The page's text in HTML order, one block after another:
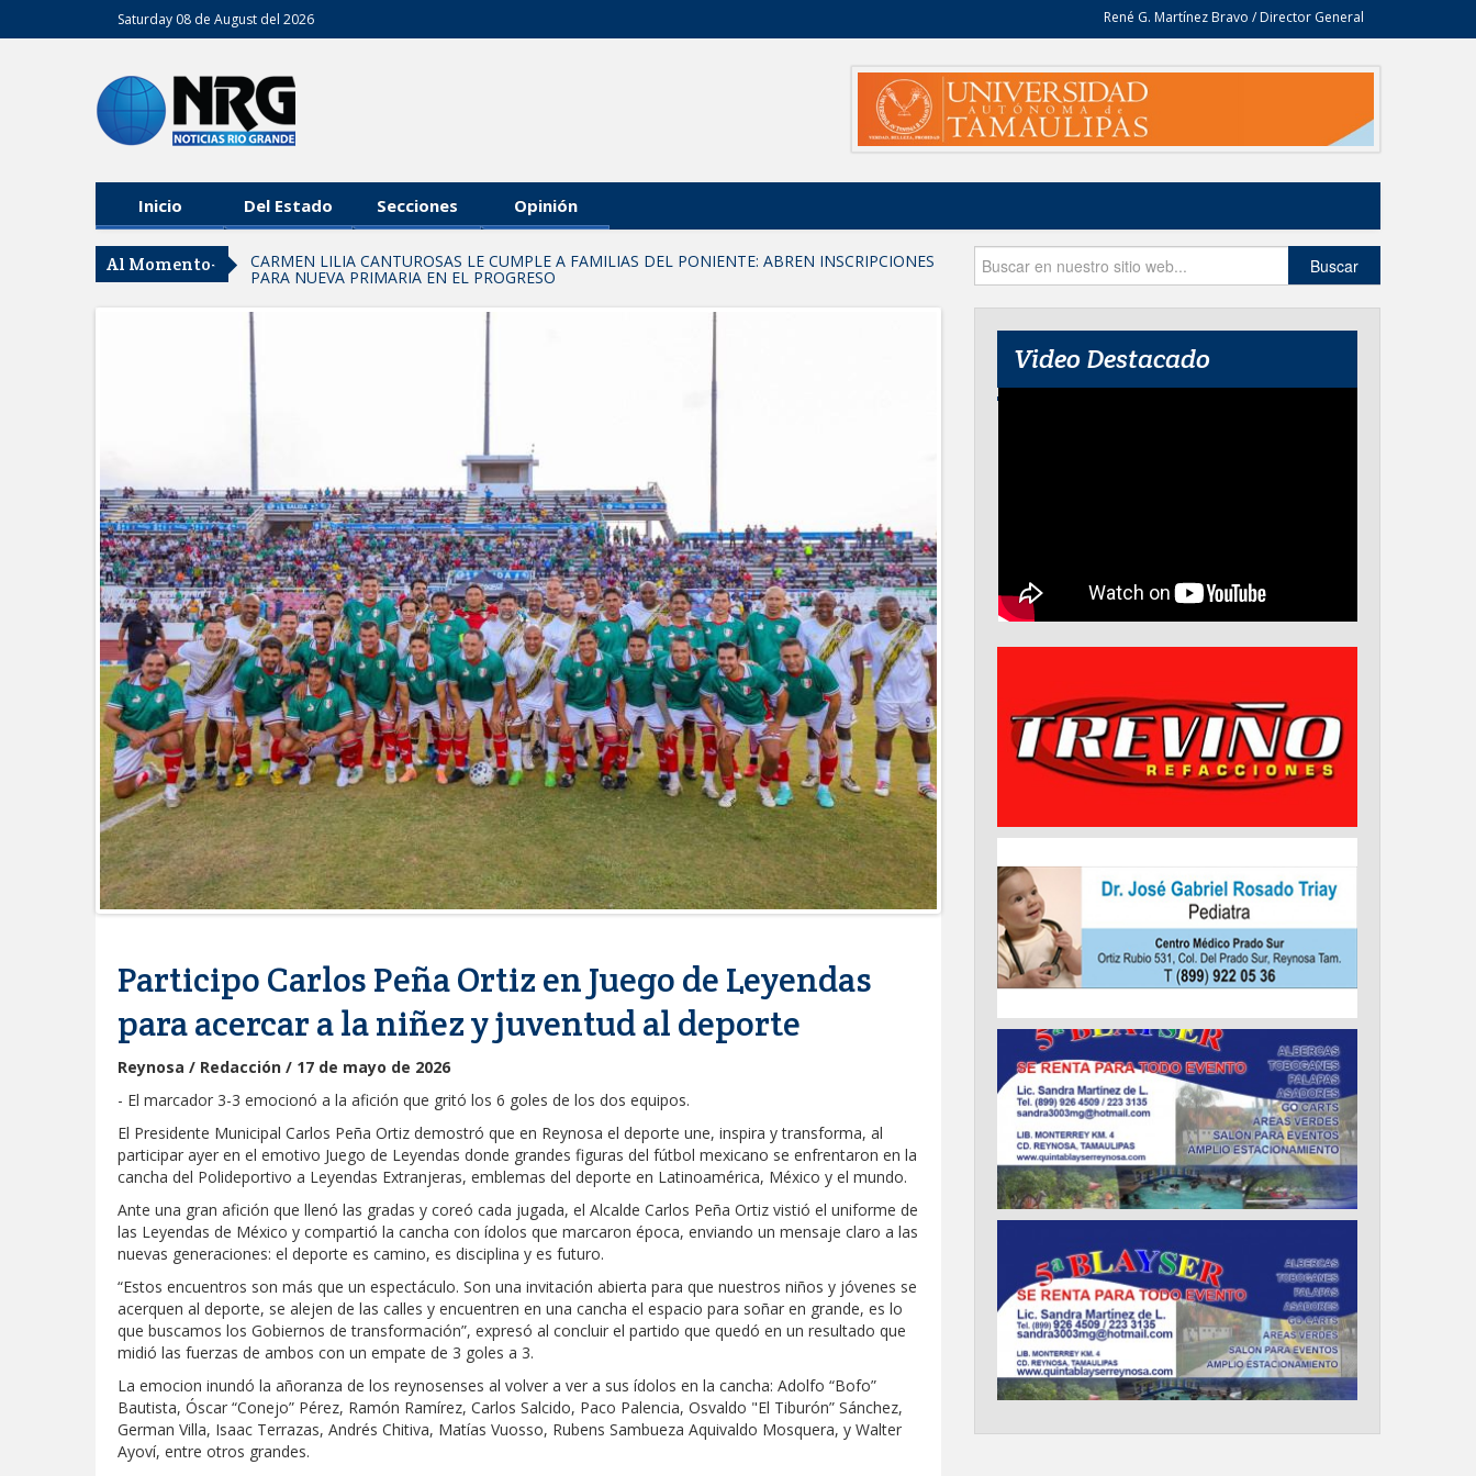
Saturday 08 de August del 2026 René G. Martínez Bravo / Director General
Inicio Del Estado Secciones Opinión
Al Momento- CARMEN LILIA CANTUROSAS LE CUMPLE A FAMILIAS DEL PONIENTE: ABREN INSCRIPCIONES
PARA NUEVA PRIMARIA EN EL PROGRESO
FORTALECE IMJUVE SALUD MENTAL DE JÓVENES CON TERAPIAS PSICOLÓGICAS GRATUITAS
Llama Carlos Peña Ortiz a realizar investigación en tema de la refinería
Coordinan la SST y SET acciones para fortalecer la formación médica y la bioética en Tamaulipas
"Jefes de Familia", programa de apoyo social municipal para los reynosenses
Supervisa rector Dámaso Anaya nueva sede para la Facultad de Arquitectura de la UAT en
Ciudad Victoria
Agiliza el ITAVU procesos de escrituración para brindar certeza patrimonial a más familias de
Tamaulipas
GOBIERNO MUNICIPAL EXHORTA A PREVENIR ENFERMEDADES DURANTE LA TEMPORADA DE
CALOR
Intensificó Municipio programa de bacheo en cuatro colonias de Reynosa
Respalda la SET acuerdos de la CONAEDU sobre redes sociales y escuelas militarizadas
AVANZAN TRABAJOS DE MODERNIZACIÓN EN AVENIDA REFORMA; GOBIERNO MUNICIPAL
MANTIENE EL RITMO DE LAS OBRAS PRIORITARIAS
Atendió Protección Civil de Reynosa reportes ante lluvias
IMPULSA GESTIÓN AMBIENTAL JORNADA DE MEJORA URBANA EN HACIENDA SAN AGUSTÍN
Asegura alcalde de Reynosa buen funcionamiento de Presa El Águila
GOBIERNO MUNICIPAL Y ESTATAL CELEBRARÁN FERIA DEL EMPLEO EL PRÓXIMO 18 DE
AGOSTO
Logra STPS la generación de empleo con más de 6 mil 900 colocaciones en Tamaulipas
Anunciaron Gobierno Municipal, PROFECO y CANACO: Feria de Regreso a Clases 2026
Lleva gobierno de Reynosa programa "Acción y Conciencia" a colonia Integración Familiar
Buscar
Participo Carlos Peña Ortiz en Juego de Leyendas
para acercar a la niñez y juventud al deporte
Reynosa / Redacción / 17 de mayo de 2026
- El marcador 3-3 emocionó a la afición que gritó los 6 goles de los dos equipos.
El Presidente Municipal Carlos Peña Ortiz demostró que en Reynosa el deporte une, inspira y transforma, al
participar ayer en el emotivo Juego de Leyendas donde grandes figuras del fútbol mexicano se enfrentaron en la
cancha del Polideportivo a Leyendas Extranjeras, emblemas del deporte en Latinoamérica, México y el mundo.
Ante una gran afición que llenó las gradas y coreó cada jugada, el Alcalde Carlos Peña Ortiz vistió el uniforme de
las Leyendas de México y compartió la cancha con ídolos que marcaron época, enviando un mensaje claro a las
nuevas generaciones: el deporte es camino, es disciplina y es futuro.
“Estos encuentros son más que un espectáculo. Son una invitación abierta para que nuestros niños y jóvenes se
acerquen al deporte, se alejen de las calles y encuentren en una cancha el espacio para soñar en grande, es lo
que buscamos los Gobiernos de transformación”, expresó al concluir el partido que quedó en un resultado que
midió las fuerzas de ambos con un empate de 3 goles a 3.
La emocion inundó la añoranza de los reynosenses al volver a ver a sus ídolos en la cancha: Adolfo “Bofo”
Bautista, Óscar “Conejo” Pérez, Ramón Ramírez, Carlos Salcido, Paco Palencia, Osvaldo "El Tiburón” Sánchez,
German Villa, Isaac Terrazas, Andrés Chitiva, Matías Vuosso, Rubens Sambueza Aquivaldo Mosquera, y Walter
Ayoví, entre otros grandes.
Video Destacado